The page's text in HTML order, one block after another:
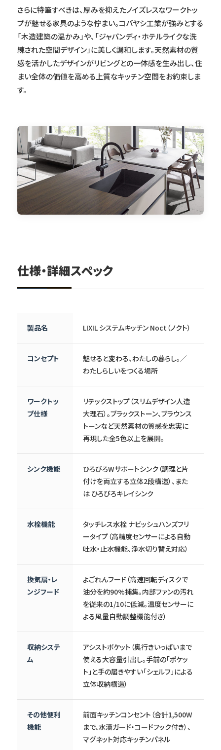
さらに特筆すべきは、厚みを抑えたノイズレスなワークトッ
プが魅せる家具のような佇まい。コバヤシ工業が強みとする
「木造建築の温かみ」や、「ジャパンディ・ホテルライクな洗
練された空間デザイン」に美しく調和します。天然素材の質
感を活かしたデザインがリビングとの一体感を生み出し、住
まい全体の価値を高める上質なキッチン空間をお約束しま
す。
仕様・詳細スペック
製品名 LIXIL システムキッチン Noct（ノクト）
コンセプト
魅せると変わる、わたしの暮らし。／
わたしらしいをつくる場所
ワークトッ
プ仕様
リテックストップ（スリムデザイン人造
大理石）。ブラックストーン、ブラウンス
トーンなど天然素材の質感を忠実に
再現した全5色以上を展開。
シンク機能
ひろびろWサポートシンク（調理と片
付けを両立する立体2段構造）、また
は ひろびろキレイシンク
水栓機能
タッチレス水栓 ナビッシュハンズフリ
ータイプ（高精度センサーによる自動
吐水・止水機能、浄水切り替え対応）
換気扇・レ
ンジフード
よごれんフード（高速回転ディスクで
油分を約90%捕集。内部ファンの汚れ
を従来の1/10に低減。温度センサーに
よる風量自動調整機能付き）
収納システ
ム
アシストポケット（奥行きいっぱいまで
使える大容量引出し。手前の「ポケッ
ト」と手の届きやすい「シェルフ」による
立体収納構造）
その他便利
機能
前面キッチンコンセント（合計1,500W
まで、水滴ガード・コードフック付き）、
マグネット対応キッチンパネル